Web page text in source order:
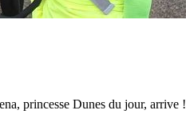
princesse Dunes du jour,